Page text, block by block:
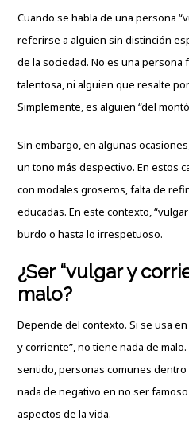
Cuando se habla de una persona
referirse a alguien sin distinción
de la sociedad. No es una persona
talentosa, ni alguien que resalte
Simplemente, es alguien “del
Sin embargo, en algunas
un tono más despectivo. En estos
con modales groseros, falta de
educadas. En este contexto,
burdo o hasta lo irrespetuoso.
¿Ser “vulgar y
malo?
Depende del contexto. Si se usa
y corriente”, no tiene nada de
sentido, personas comunes
nada de negativo en no ser
aspectos de la vida.